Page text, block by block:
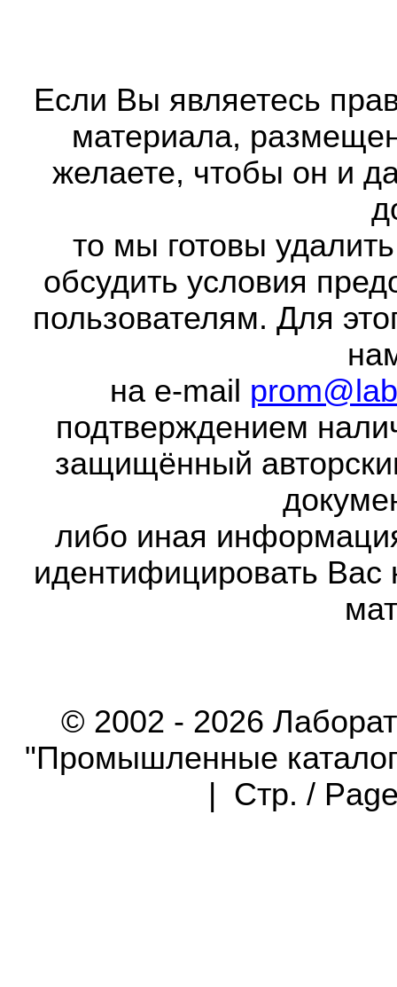
Если Вы являетесь
материала,
желаете, чтобы он и
то мы готовы
обсудить условия
пользователям. Для
на e-mail
подтверждением
защищённый
либо иная
идентифицировать Вас
© 2002 - 2026
"Промышленные
| Стр. /